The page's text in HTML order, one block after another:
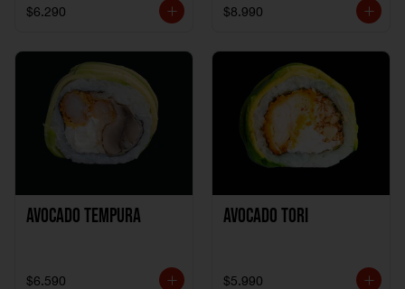
$6.290 $8.990
Avocado Tempura
$6.590
Avocado Tori
$5.990